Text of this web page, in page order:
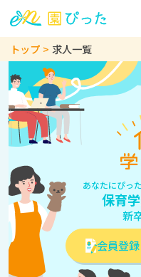
トップ 求人一覧
あなたにぴっ
保育
新
会員登録